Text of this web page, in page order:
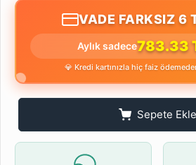
VADE FARKSIZ 6
Aylık sadece783.33
💎 Kredi kartınızla hiç faiz
Sepete Ekle